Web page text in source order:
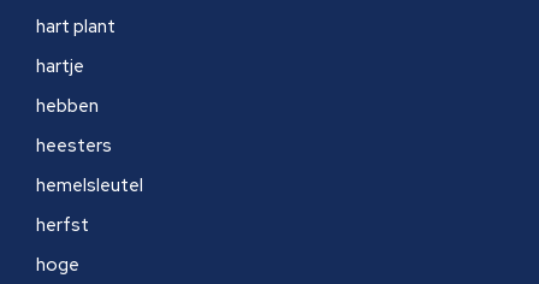
hart plant
hartje
hebben
heesters
hemelsleutel
herfst
hoge